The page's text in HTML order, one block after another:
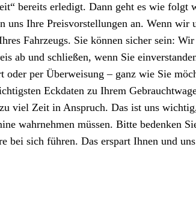
bereits erledigt. Dann geht es wie folgt
uns Ihre Preisvorstellungen an. Wenn wir
Fahrzeugs. Sie können sicher sein:
ab und schließen, wenn Sie
per Überweisung – ganz wie Sie
Eckdaten zu Ihrem
viel Zeit in Anspruch. Das ist uns
wahrnehmen müssen. Bitte bedenken
bei sich führen. Das erspart Ihnen und